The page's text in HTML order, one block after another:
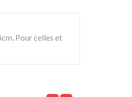
Pour celles et